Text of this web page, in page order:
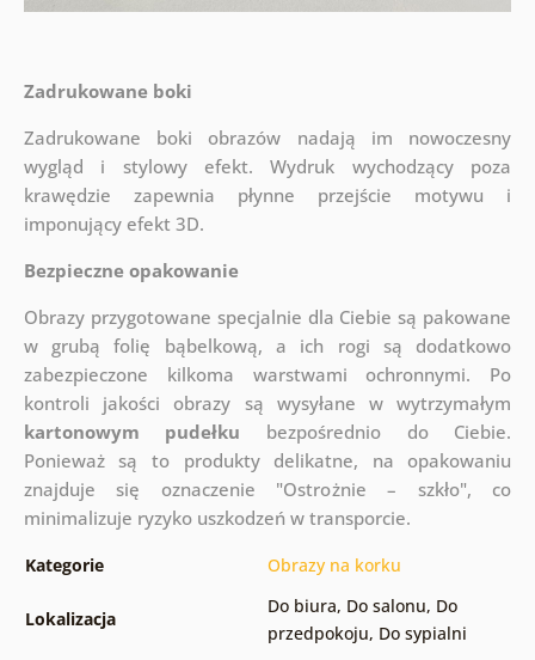
Zadrukowane boki
Zadrukowane boki obrazów nadają im nowoczesny
wygląd i stylowy efekt. Wydruk wychodzący poza
krawędzie zapewnia płynne przejście motywu i
imponujący efekt 3D.
Bezpieczne opakowanie
Obrazy przygotowane specjalnie dla Ciebie są pakowane
w grubą folię bąbelkową, a ich rogi są dodatkowo
zabezpieczone kilkoma warstwami ochronnymi. Po
kontroli jakości obrazy są wysyłane w wytrzymałym
kartonowym pudełku bezpośrednio do Ciebie.
Ponieważ są to produkty delikatne, na opakowaniu
znajduje się oznaczenie "Ostrożnie – szkło", co
minimalizuje ryzyko uszkodzeń w transporcie.
Kategorie Obrazy na korku
Lokalizacja
Do biura, Do salonu, Do
przedpokoju, Do sypialni